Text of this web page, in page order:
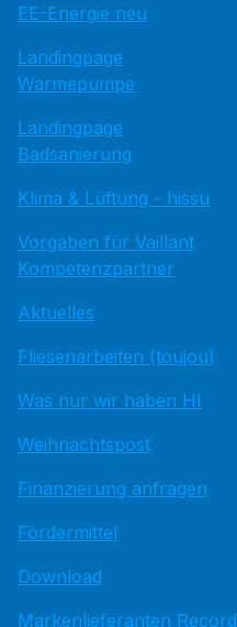
EE-Energie neu
Landingpage
Wärmepumpe
Landingpage
Badsanierung
Klima & Lüftung - hissu
Vorgaben für Vaillant
Kompetenzpartner
Aktuelles
Fliesenarbeiten (toujou)
Was nur wir haben HI
Weihnachtspost
Finanzierung anfragen
Fördermittel
Download
Markenlieferanten Record